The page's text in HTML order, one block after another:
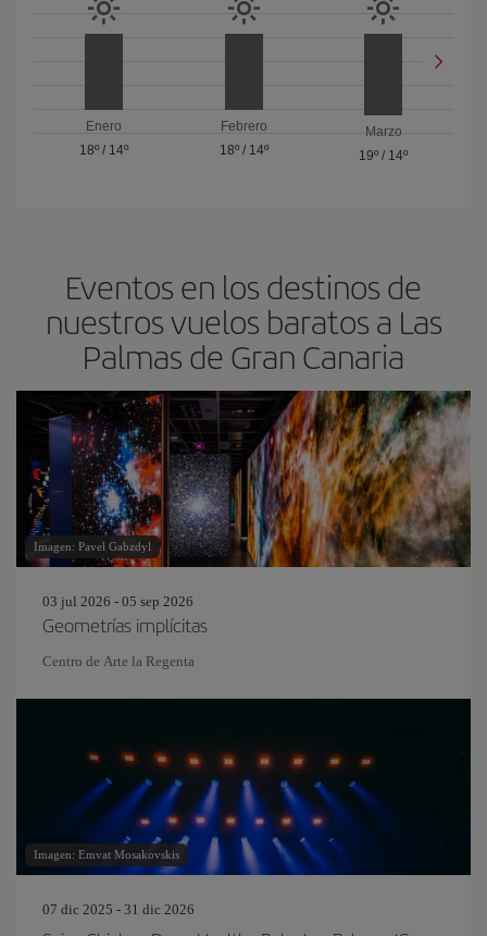
Enero
18º/ 14º
Febrero
18º/ 14º
Marzo
19º / 14º
Eventos en los destinos de
nuestros vuelos baratos a Las
Palmas de Gran Canaria
Imagen: Pavel Gabzdyl
03 jul 2026 - 05 sep 2026
Geometrías implícitas
Centro de Arte la Regenta
Imagen: Emvat Mosakovskis
07 dic 2025 - 31 dic 2026